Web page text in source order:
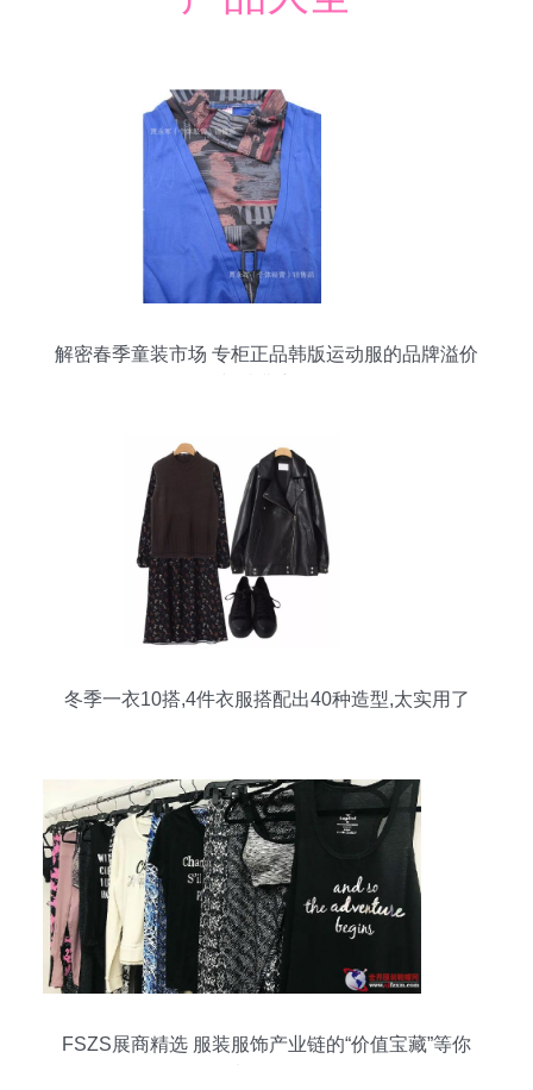
解密春季童装市场 专柜正品韩版运动服的品牌溢价
冬季一衣10搭,4件衣服搭配出40种造型,太实用了
FSZS展商精选 服装服饰产业链的“价值宝藏”等你